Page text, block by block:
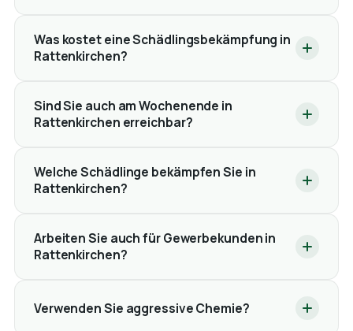
Was kostet eine Schädlingsbekämpfung in
Rattenkirchen?
Sind Sie auch am Wochenende in
Rattenkirchen erreichbar?
Welche Schädlinge bekämpfen Sie in
Rattenkirchen?
Arbeiten Sie auch für Gewerbekunden in
Rattenkirchen?
Verwenden Sie aggressive Chemie?